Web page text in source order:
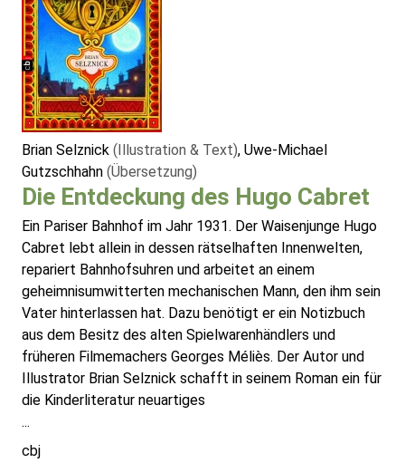
Brian Selznick (Illustration & Text), Uwe-Michael
Gutzschhahn (Übersetzung)
Die Entdeckung des Hugo Cabret
Ein Pariser Bahnhof im Jahr 1931. Der Waisenjunge Hugo
Cabret lebt allein in dessen rätselhaften Innenwelten,
repariert Bahnhofsuhren und arbeitet an einem
geheimnisumwitterten mechanischen Mann, den ihm sein
Vater hinterlassen hat. Dazu benötigt er ein Notizbuch
aus dem Besitz des alten Spielwarenhändlers und
früheren Filmemachers Georges Méliès. Der Autor und
Illustrator Brian Selznick schafft in seinem Roman ein für
die Kinderliteratur neuartiges
...
cbj